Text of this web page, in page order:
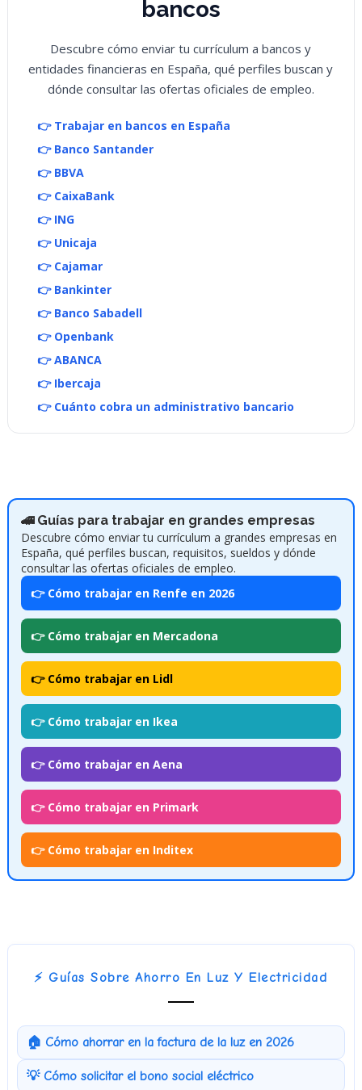
bancos
Descubre cómo enviar tu currículum a bancos y
entidades financieras en España, qué perfiles buscan y
dónde consultar las ofertas oficiales de empleo.
👉 Trabajar en bancos en España
👉 Banco Santander
👉 BBVA
👉 CaixaBank
👉 ING
👉 Unicaja
👉 Cajamar
👉 Bankinter
👉 Banco Sabadell
👉 Openbank
👉 ABANCA
👉 Ibercaja
👉 Cuánto cobra un administrativo bancario
🚄 Guías para trabajar en grandes empresas
Descubre cómo enviar tu currículum a grandes empresas en
España, qué perfiles buscan, requisitos, sueldos y dónde
consultar las ofertas oficiales de empleo.
👉 Cómo trabajar en Renfe en 2026
👉 Cómo trabajar en Mercadona
👉 Cómo trabajar en Lidl
👉 Cómo trabajar en Ikea
👉 Cómo trabajar en Aena
👉 Cómo trabajar en Primark
👉 Cómo trabajar en Inditex
⚡ Guías Sobre Ahorro En Luz Y Electricidad
🏠 Cómo ahorrar en la factura de la luz en 2026
💡 Cómo solicitar el bono social eléctrico